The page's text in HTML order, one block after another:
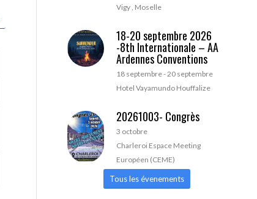
Vigy , Moselle
18-20 septembre 2026
-8th Internationale – AA
Ardennes Conventions
18 septembre-20 septembre
Hotel Vayamundo Houffalize
20261003- Congrès
3 octobre
Charleroi Espace Meeting
Européen (CEME)
Tous les évenements